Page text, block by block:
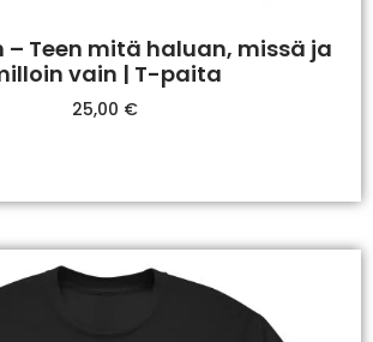
– Teen mitä haluan, missä ja
vain | T-paita
25,00 €